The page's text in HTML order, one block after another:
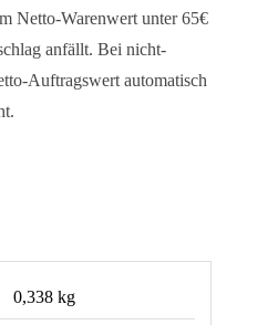
Netto-Warenwert unter 65€
anfällt. Bei nicht-
Auftragswert automatisch
0,338 kg